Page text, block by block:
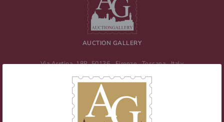
AUCTION GALLERY
Via Aretina, 18R 50136 Firenze,Toscana,Italy
E-mail:info@auctiongallery.it
Partita IVA: